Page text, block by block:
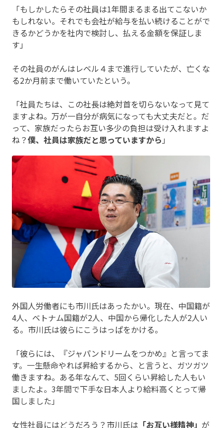
「もしかしたらその社員は1年間まるまる出てこないか
もしれない。それでも会社が給与を払い続けることがで
きるかどうかを社内で検討し、払える金額を保証しま
す」
その社員のがんはレベル４まで進行していたが、亡くな
る2か月前まで働いていたという。
「社員たちは、この社長は絶対首を切らないなって見て
ますよね。万が一自分が病気になっても大丈夫だと。だ
って、家族だったらお互い多少の負担は受け入れますよ
ね？僕、社員は家族だと思っていますから 」
外国人労働者にも市川氏はあったかい。現在、中国籍が
4人、ベトナム国籍が2人、中国から帰化した人が2人い
る。市川氏は彼らにこうはっぱをかける。
「彼らには、『ジャパンドリームをつかめ』と言ってま
す。一生懸命やれば昇給するから、と言うと、ガツガツ
働きますね。ある年なんて、5回くらい昇給した人もい
ましたよ。3年間で下手な日本人より給料高くとって帰
国しました」
女性社員にはどうだろう？市川氏は 「お互い様精神」 が